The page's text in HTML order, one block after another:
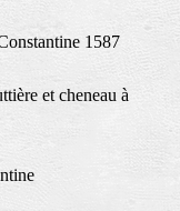
1587
et cheneau à